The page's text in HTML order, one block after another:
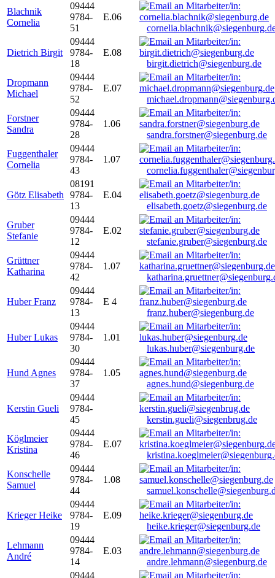
Blachnik
Cornelia
09444
9784-
51
E.06
Dietrich Birgit
09444
9784-
18
E.08
birgit.dietrich@siegenburg.de
Dropmann
Michael
09444
9784-
52
E.07
Forstner
Sandra
09444
9784-
28
1.06
sandra.forstner@siegenburg.de
Fuggenthaler
Cornelia
09444
9784-
43
1.07
Götz Elisabeth
08191
9784-
13
E.04
elisabeth.goetz@siegenburg.de
Gruber
Stefanie
09444
9784-
12
E.02
stefanie.gruber@siegenburg.de
Grüttner
Katharina
09444
9784-
42
1.07
Huber Franz
09444
9784-
13
E 4
franz.huber@siegenburg.de
Huber Lukas
09444
9784-
30
1.01
lukas.huber@siegenburg.de
Hund Agnes
09444
9784-
37
1.05
agnes.hund@siegenburg.de
Kerstin Gueli
09444
9784-
45
kerstin.gueli@siegenbrug.de
Köglmeier
Kristina
09444
9784-
46
E.07
Konschelle
Samuel
09444
9784-
44
1.08
Krieger Heike
09444
9784-
19
E.09
heike.krieger@siegenburg.de
Lehmann
André
09444
9784-
14
E.03
andre.lehmann@siegenburg.de
09444